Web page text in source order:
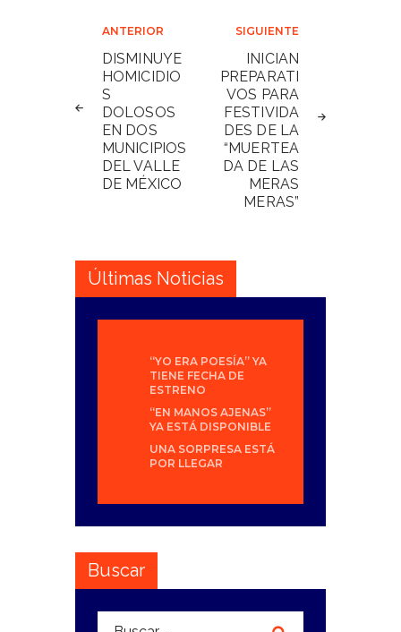
Navegación
de
entradas
ANTERIOR
DISMINUYE
HOMICIDIO
S
DOLOSOS
EN DOS
MUNICIPIOS
DEL VALLE
DE MÉXICO
SIGUIENTE
INICIAN
PREPARATI
VOS PARA
FESTIVIDA
DES DE LA
“MUERTEA
DA DE LAS
MERAS
MERAS”
Últimas Noticias
“YO ERA POESÍA” YA
TIENE FECHA DE
ESTRENO
“EN MANOS AJENAS”
YA ESTÁ DISPONIBLE
UNA SORPRESA ESTÁ
POR LLEGAR
Buscar
Buscar: